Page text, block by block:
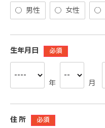
男性 女性
生年月日 必須
年 月
住 所 必須